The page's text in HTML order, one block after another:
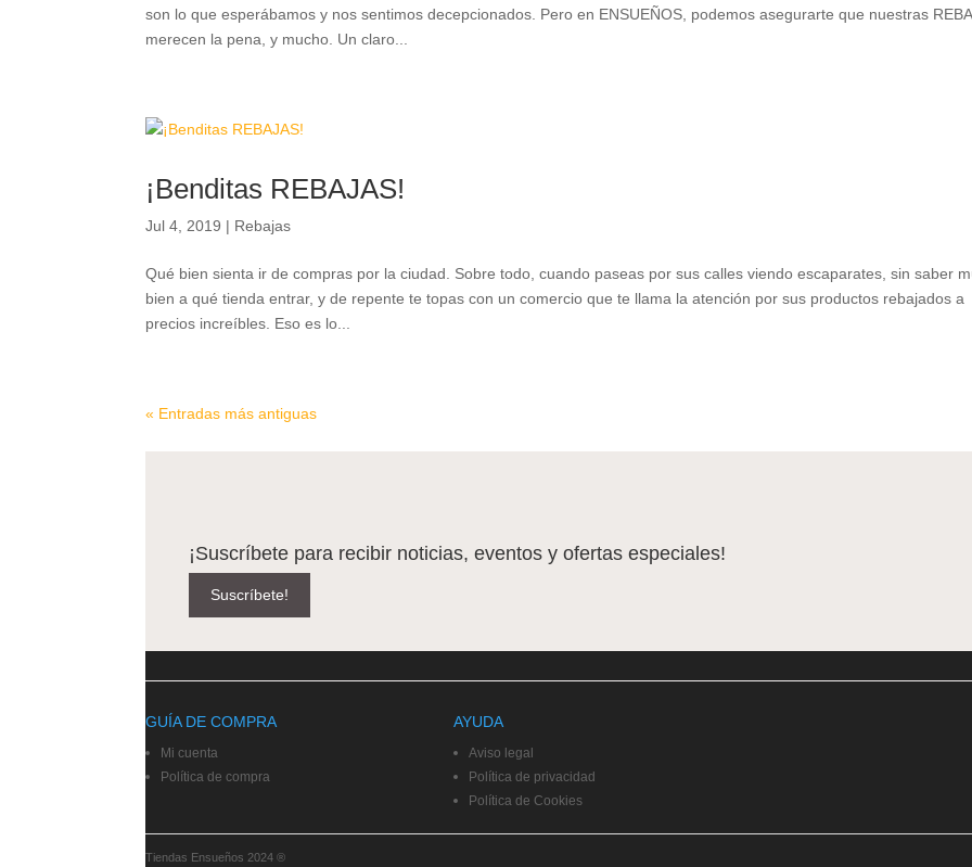
son lo que esperábamos y nos sentimos decepcionados. Pero en ENSUEÑOS, podemos asegurarte que nuestras
merecen la pena, y mucho. Un claro...
¡Benditas REBAJAS!
Jul 4, 2019 | Rebajas
Qué bien sienta ir de compras por la ciudad. Sobre todo, cuando paseas por sus calles viendo escaparates, sin saber
bien a qué tienda entrar, y de repente te topas con un comercio que te llama la atención por sus productos rebajados a
precios increíbles. Eso es lo...
« Entradas más antiguas
¡Suscríbete para recibir noticias, eventos y ofertas especiales!
Suscríbete!
GUÍA DE COMPRA
Mi cuenta
Política de compra
AYUDA
Aviso legal
Política de privacidad
Política de Cookies
Tiendas Ensueños 2024 ®